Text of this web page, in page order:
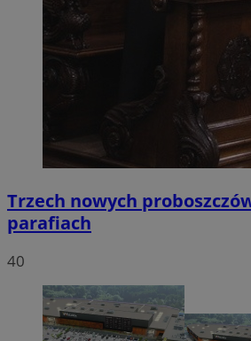
Trzech nowych
parafiach
40